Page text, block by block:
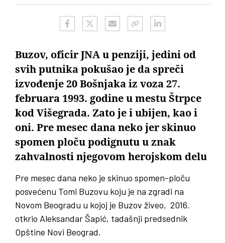
Buzov, oficir JNA u penziji, jedini od
svih putnika pokušao je da spreči
izvođenje 20 Bošnjaka iz voza 27.
februara 1993. godine u mestu Štrpce
kod Višegrada. Zato je i ubijen, kao i
oni. Pre mesec dana neko jer skinuo
spomen ploču podignutu u znak
zahvalnosti njegovom herojskom delu
Pre mesec dana neko je skinuo spomen-ploču
posvećenu Tomi Buzovu koju je na zgradi na
Novom Beogradu u kojoj je Buzov živeo, 2016.
otkrio Aleksandar Šapić, tadašnji predsednik
Opštine Novi Beograd.